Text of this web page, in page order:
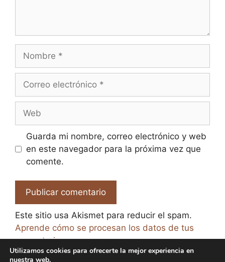
electrónico
Guarda mi nombre, correo electrónico y web
en este navegador para la próxima vez que
comente.
Este sitio usa Akismet para reducir el spam.
Aprende cómo se procesan los datos de tus
comentarios.
Utilizamos cookies para ofrecerte la mejor experiencia en
nuestra web.